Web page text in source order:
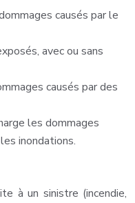
causés par le
avec ou sans
causés par des
les dommages
inondations.
à un sinistre (incendie,